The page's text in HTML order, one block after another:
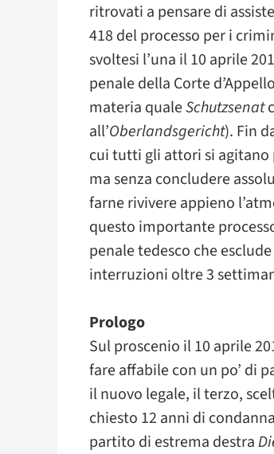
ritrovati a pensare di
418 del processo per i
svoltesi l’una il 10 aprile
penale della Corte
materia qualeSchutzsenat
all’Oberlandsgericht). Fin
cui tutti gli attori si agitano
ma senza concludere
farne rivivere appieno
questo importante
penale tedesco che
interruzioni oltre 3
Prologo
Sul proscenio il 10 aprile
fare affabile con un po’ di
il nuovo legale, il terzo,
chiesto 12 anni di
partito di estrema destra